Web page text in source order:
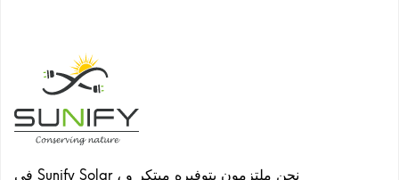
في Sunify Solar ، نحن ملتزمون بتوفيره مبتكر و